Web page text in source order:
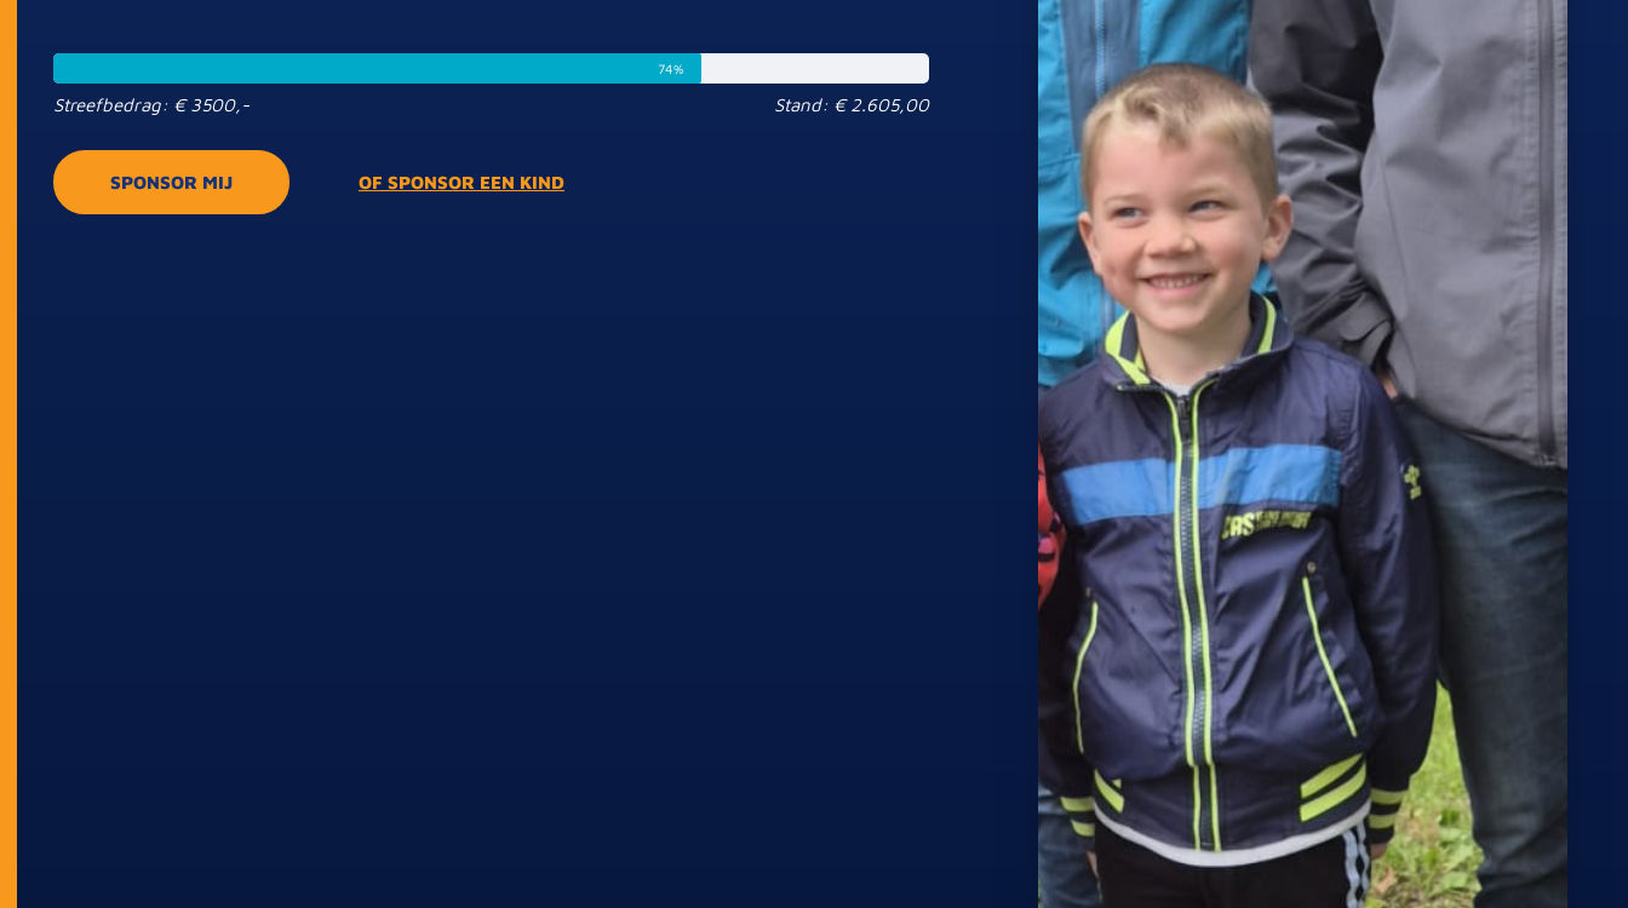
74%
Streefbedrag: € 3500,- Stand: € 2.605,00
SPONSOR MIJ OF SPONSOR EEN KIND